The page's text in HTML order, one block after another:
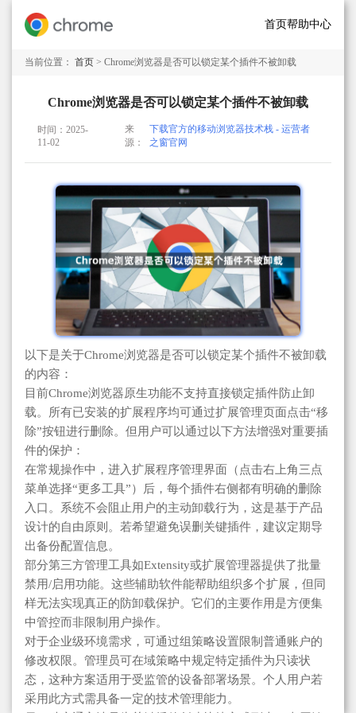
首页帮助中心
当前位置： 首页 > Chrome浏览器是否可以锁定某个插件不被卸载
Chrome浏览器是否可以锁定某个插件不被卸载
时间：2025-
11-02
来
源：
下载官方的移动浏览器技术栈 - 运营者
之窗官网
以下是关于Chrome浏览器是否可以锁定某个插件不被卸载
的内容：
目前Chrome浏览器原生功能不支持直接锁定插件防止卸
载。所有已安装的扩展程序均可通过扩展管理页面点击“移
除”按钮进行删除。但用户可以通过以下方法增强对重要插
件的保护：
在常规操作中，进入扩展程序管理界面（点击右上角三点
菜单选择“更多工具”）后，每个插件右侧都有明确的删除
入口。系统不会阻止用户的主动卸载行为，这是基于产品
设计的自由原则。若希望避免误删关键插件，建议定期导
出备份配置信息。
部分第三方管理工具如Extensity或扩展管理器提供了批量
禁用/启用功能。这些辅助软件能帮助组织多个扩展，但同
样无法实现真正的防卸载保护。它们的主要作用是方便集
中管控而非限制用户操作。
对于企业级环境需求，可通过组策略设置限制普通账户的
修改权限。管理员可在域策略中规定特定插件为只读状
态，这种方案适用于受监管的设备部署场景。个人用户若
采用此方式需具备一定的技术管理能力。